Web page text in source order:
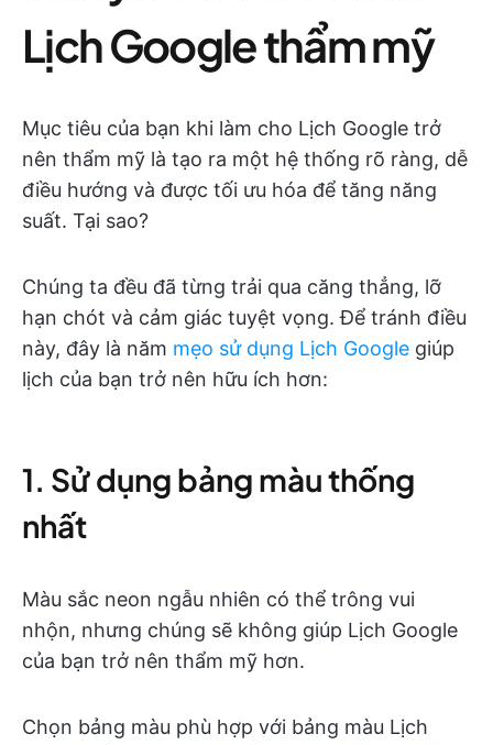
Lịch Google thẩm mỹ
Mục tiêu của bạn khi làm cho Lịch Google trở
nên thẩm mỹ là tạo ra một hệ thống rõ ràng, dễ
điều hướng và được tối ưu hóa để tăng năng
suất. Tại sao?
Chúng ta đều đã từng trải qua căng thẳng, lỡ
hạn chót và cảm giác tuyệt vọng. Để tránh điều
này, đây là năm mẹo sử dụng Lịch Google giúp
lịch của bạn trở nên hữu ích hơn:
1. Sử dụng bảng màu thống
nhất
Màu sắc neon ngẫu nhiên có thể trông vui
nhộn, nhưng chúng sẽ không giúp Lịch Google
của bạn trở nên thẩm mỹ hơn.
Chọn bảng màu phù hợp với bảng màu Lịch